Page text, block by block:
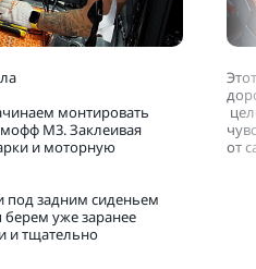
монтировать
М3. Заклеивая
и моторную
под задним сиденьем
берем уже заранее
и тщательно
от